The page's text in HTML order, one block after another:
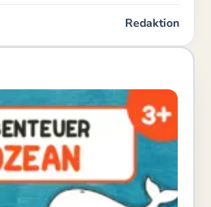
Redaktion